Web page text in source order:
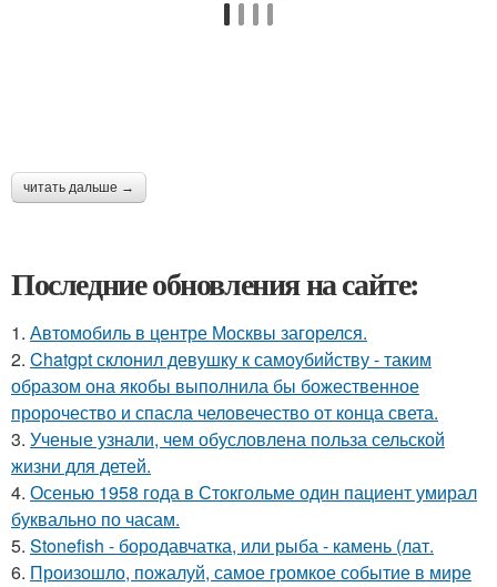
читать дальше →
Последние обновления на сайте:
1. Автомобиль в центре Москвы загорелся.
2. Chatgpt склонил девушку к самоубийству - таким
образом она якобы выполнила бы божественное
пророчество и спасла человечество от конца света.
3. Ученые узнали, чем обусловлена польза сельской
жизни для детей.
4. Осенью 1958 года в Стокгольме один пациент умирал
буквально по часам.
5. Stonefish - бородавчатка, или рыба - камень (лат.
6. Произошло, пожалуй, самое громкое событие в мире